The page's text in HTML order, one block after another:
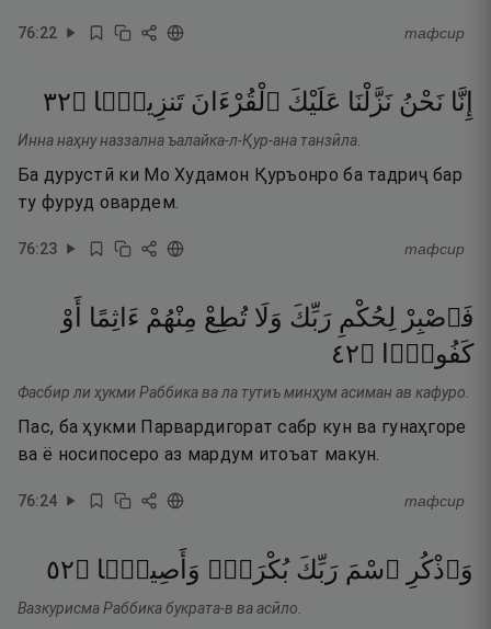
76:22 тафсир
إِنَّا نَحْنُ نَزَّلْنَا عَلَيْكَ ٱلْقُرْءَانَ تَنزِيلًۭا ۝٢٣
Инна наҳну наззална ъалайка-л-Қур-ана танзӣла.
Ба дурустӣ ки Мо Худамон Қуръонро ба тадриҷ бар
ту фуруд овардем.
76:23 тафсир
فَٱصْبِرْ لِحُكْمِ رَبِّكَ وَلَا تُطِعْ مِنْهُمْ ءَاثِمًا
أَوْ
كَفُورًۭا
۝٢٤
Фасбир ли ҳукми Раббика ва ла тутиъ минҳум асиман ав кафуро.
Пас, ба ҳукми Парвардигорат сабр кун ва гунаҳгоре
ва ё носипосеро аз мардум итоъат макун.
76:24 тафсир
وَٱذْكُرِ ٱسْمَ رَبِّكَ بُكْرَةًۭ وَأَصِيلًۭا ۝٢٥
Вазкурисма Раббика букрата-в ва асӣло.